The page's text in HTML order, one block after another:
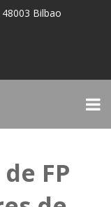
Bilbao
FP